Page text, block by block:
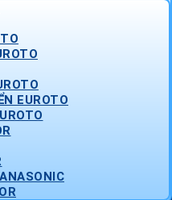
EUROTO